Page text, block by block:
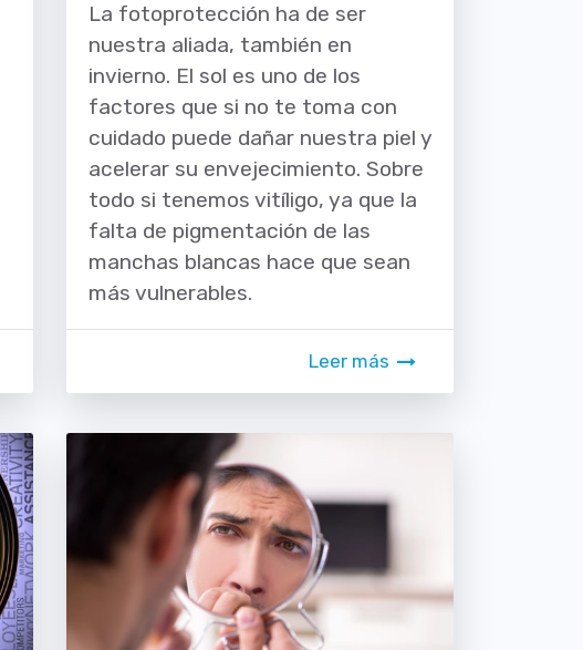
La fotoprotección ha de ser
nuestra aliada, también en
invierno. El sol es uno de los
factores que si no te toma con
cuidado puede dañar nuestra piel y
acelerar su envejecimiento. Sobre
todo si tenemos vitíligo, ya que la
falta de pigmentación de las
manchas blancas hace que sean
más vulnerables.
Leer más